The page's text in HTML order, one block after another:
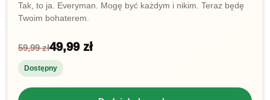
Tak, to ja. Everyman. Mogę być każdym i nikim. Teraz będę
Twoim bohaterem.
59,99 zł49,99 zł
Dostępny